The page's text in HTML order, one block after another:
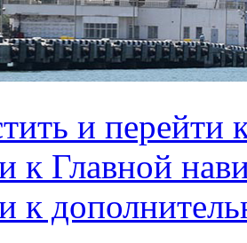
и перейти
к Главной
к